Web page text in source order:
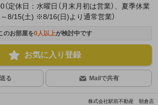
定休日：水曜日（月末月初は営業）、夏季休業
8/15(土) ※8/16(日)より通常営業）
のお部屋を0人以上が検討中です
お気に入り登録
る Mailで共有
株式会社駅前不動産 朝倉店